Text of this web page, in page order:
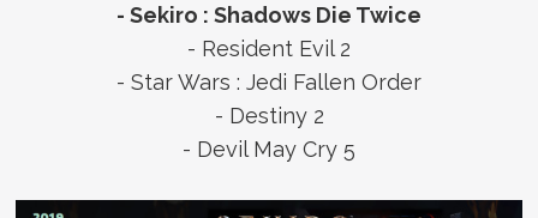
- Sekiro : Shadows Die Twice
- Resident Evil 2
- Star Wars : Jedi Fallen Order
- Destiny 2
- Devil May Cry 5